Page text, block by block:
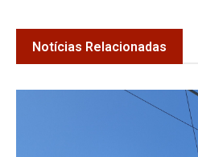
Notícias Relacionadas